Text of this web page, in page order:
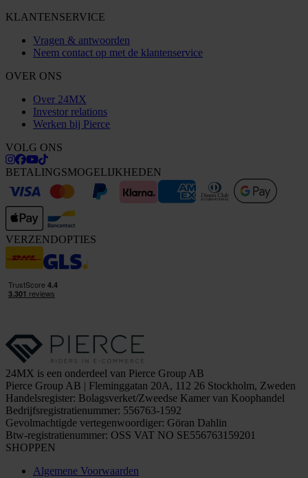
KLANTENSERVICE
Vragen & antwoorden
Neem contact op met de klantenservice
OVER ONS
Over 24MX
Investor relations
Werken bij Pierce
VOLG ONS
BETALINGSMOGELIJKHEDEN
VERZENDOPTIES
24MX is een onderdeel van Pierce Group AB
Pierce Group AB | Fleminggatan 20A, 112 26 Stockholm, Zweden
Handelsregister: Bolagsverket/Zweedse Kamer van Koophandel
Bedrijfsregistratienummer: 556763-1592
Gevolmachtigde vertegenwoordiger: Göran Dahlin
Btw-registratienummer: OSS VAT NO SE556763159201
SHOPPEN
Algemene Voorwaarden